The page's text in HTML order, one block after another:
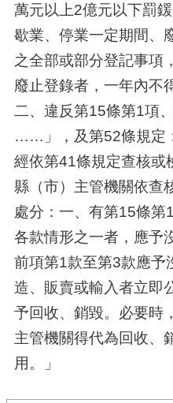
萬元以上2億元以下罰
歇業、停業一定期間、
之全部或部分登記事項
廢止登錄者，一年內
二、違反第15條第1項
……」，及第52條規定
經依第41條規定查核或
縣（市）主管機關依查
處分：一、有第15條第
各款情形之一者，應予
前項第1款至第3款應予
造、販賣或輸入者立即
予回收、銷毀。必要時
主管機關得代為回收、
用。」